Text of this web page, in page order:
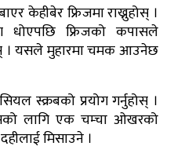
केहीबेर फ्रिजमा राख्नुहोस् ।
फ्रिजको कपासले
। यसले मुहारमा चमक आउनेछ
स्क्रबको प्रयोग गर्नुहोस् ।
लागि एक चम्चा ओखरको
मिसाउने ।